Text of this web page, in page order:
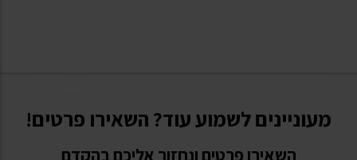
מעוניינים לשמוע עוד? השאירו פרטים!
השאירו פרטים ונחזור אליכם בהקדם